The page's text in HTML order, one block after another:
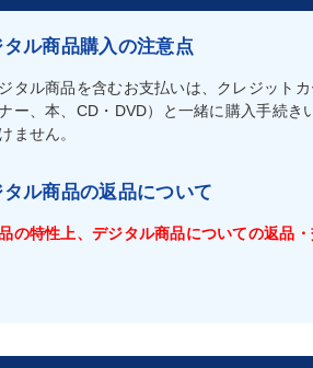
タル商品購入の注意点
タル商品を含むお支払いは、クレジット
ー、本、CD・DVD）と一緒に購入手続
ません。
タル商品の返品について
の特性上、デジタル商品についての返品